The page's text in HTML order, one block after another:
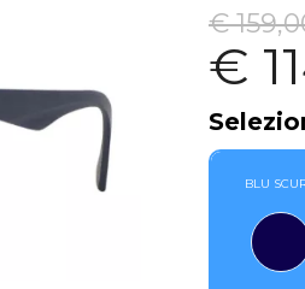
€
€
BLU